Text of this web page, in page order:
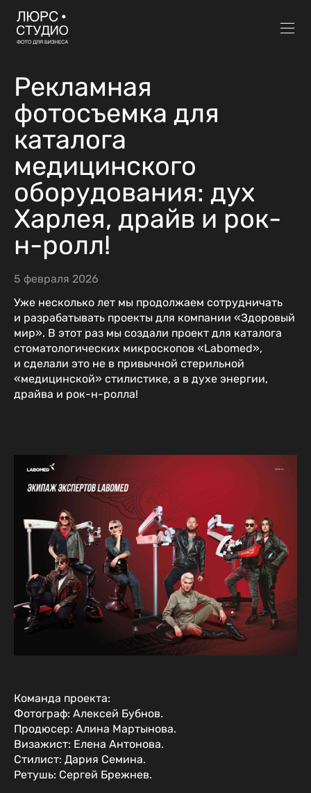
Рекламная
фотосъемка для
каталога
медицинского
оборудования: дух
Харлея, драйв и рок-
н-ролл!
5 февраля 2026
Уже несколько лет мы продолжаем сотрудничать
и разрабатывать проекты для компании «Здоровый
мир». В этот раз мы создали проект для каталога
стоматологических микроскопов «Labomed»,
и сделали это не в привычной стерильной
«медицинской» стилистике, а в духе энергии,
драйва и рок-н-ролла!
Команда проекта:
Фотограф: Алексей Бубнов.
Продюсер: Алина Мартынова.
Визажист: Елена Антонова.
Стилист: Дария Семина.
Ретушь: Сергей Брежнев.